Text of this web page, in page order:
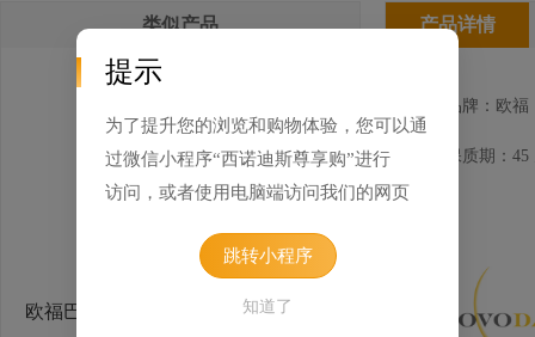
类似产品
欧福巴氏杀菌蛋黄液（南区可售）
产品详情
品牌：欧福
保质期：45
提示
为了提升您的浏览和购物体验，您可以通
过微信小程序“西诺迪斯尊享购”进行
访问，或者使用电脑端访问我们的网页
跳转小程序
知道了